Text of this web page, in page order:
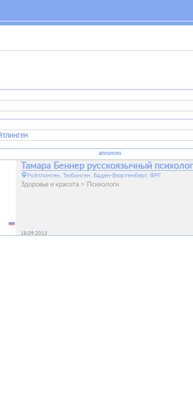
annonces
Тамара Беннер русскоязычный
Ройтлинген, Тюбинген, Баден-Вюртемберг, ФРГ
Здоровье и красота Психологи
18.09.2013